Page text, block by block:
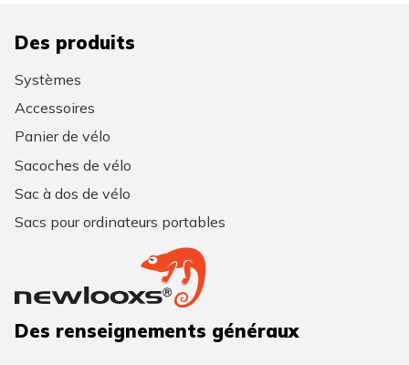
Des produits
Systèmes
Accessoires
Panier de vélo
Sacoches de vélo
Sac à dos de vélo
Sacs pour ordinateurs portables
Des renseignements généraux